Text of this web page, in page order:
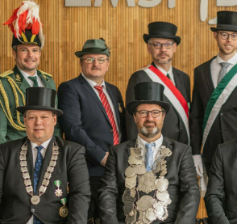
und Ämter
1750 2022
2021
2020
2019